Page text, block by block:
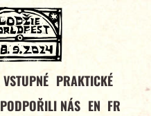
VSTUPNÉ PRAKTICKÉ
PODPOŘILI NÁS EN FR